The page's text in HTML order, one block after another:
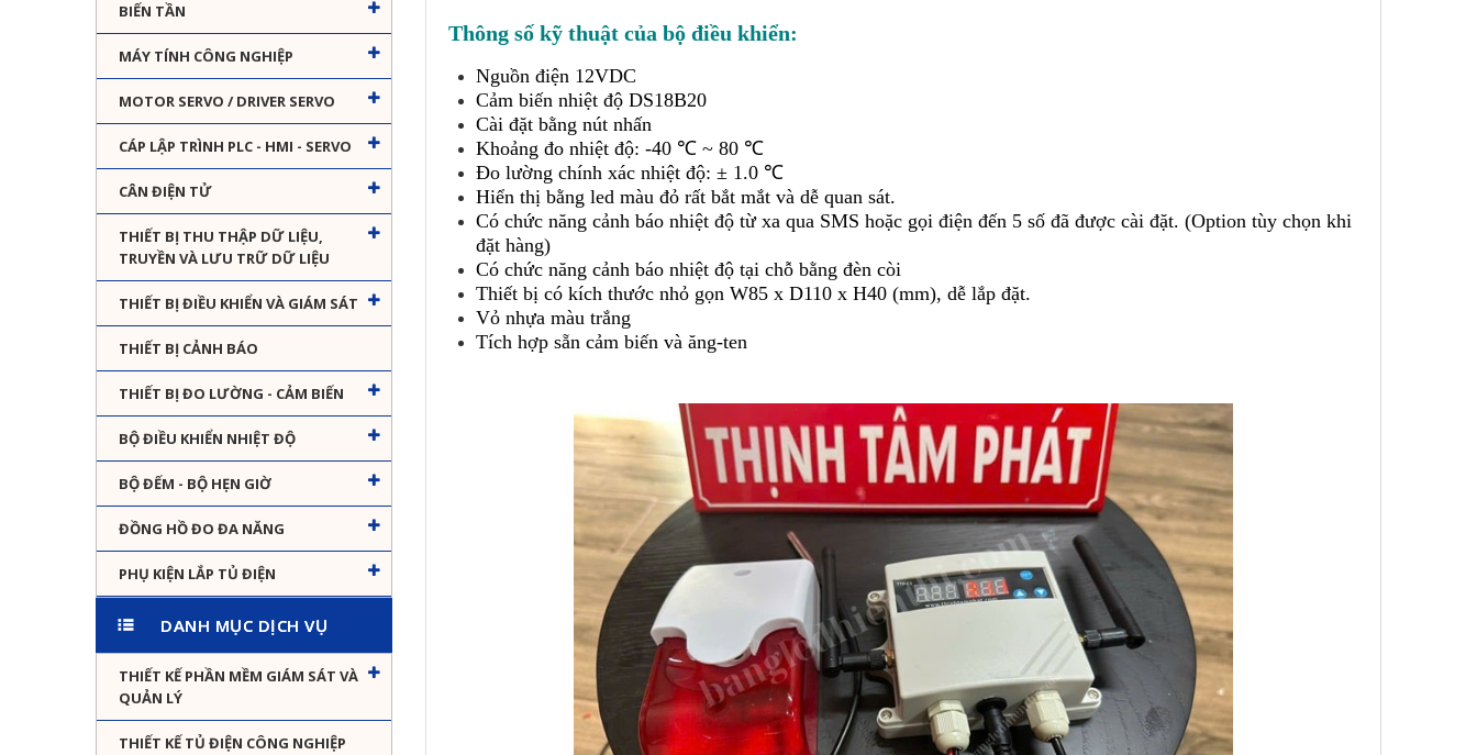
BIẾN TẦN
MÁY TÍNH CÔNG NGHIỆP
MOTOR SERVO / DRIVER SERVO
CÁP LẬP TRÌNH PLC - HMI - SERVO
CÂN ĐIỆN TỬ
THIẾT BỊ THU THẬP DỮ LIỆU,
TRUYỀN VÀ LƯU TRỮ DỮ LIỆU
THIẾT BỊ ĐIỀU KHIỂN VÀ GIÁM SÁT
THIẾT BỊ CẢNH BÁO
THIẾT BỊ ĐO LƯỜNG - CẢM BIẾN
BỘ ĐIỀU KHIỂN NHIỆT ĐỘ
BỘ ĐẾM - BỘ HẸN GIỜ
ĐỒNG HỒ ĐO ĐA NĂNG
PHỤ KIỆN LẮP TỦ ĐIỆN
DANH MỤC DỊCH VỤ
THIẾT KẾ PHẦN MỀM GIÁM SÁT VÀ
QUẢN LÝ
THIẾT KẾ TỦ ĐIỆN CÔNG NGHIỆP
Thông số kỹ thuật của bộ điều khiển:
Nguồn điện 12VDC
Cảm biến nhiệt độ DS18B20
Cài đặt bằng nút nhấn
Khoảng đo nhiệt độ: -40 ℃ ~ 80 ℃
Đo lường chính xác nhiệt độ: ± 1.0 ℃
Hiển thị bằng led màu đỏ rất bắt mắt và dễ quan sát.
Có chức năng cảnh báo nhiệt độ từ xa qua SMS hoặc gọi điện đến 5 số đã được cài đặt. (Option tùy chọn khi
đặt hàng)
Có chức năng cảnh báo nhiệt độ tại chỗ bằng đèn còi
Thiết bị có kích thước nhỏ gọn W85 x D110 x H40 (mm), dễ lắp đặt.
Vỏ nhựa màu trắng
Tích hợp sẵn cảm biến và ăng-ten